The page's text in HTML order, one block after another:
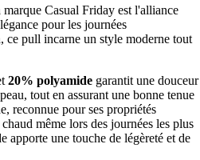
Casual Friday est l'alliance
pour les journées
ce pull incarne un style moderne tout
20% polyamide garantit une douceur
tout en assurant une bonne tenue
reconnue pour ses propriétés
même lors des journées les plus
apporte une touche de légèreté et de